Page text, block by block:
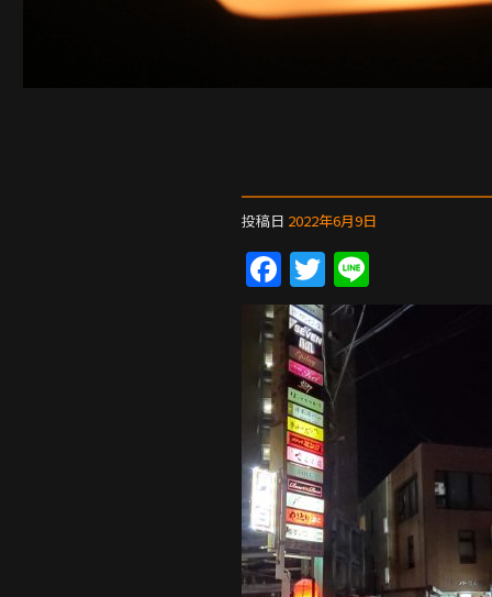
投稿日 2022年6月9日
F
a
c
e
b
o
o
k
T
w
itt
er
n
e